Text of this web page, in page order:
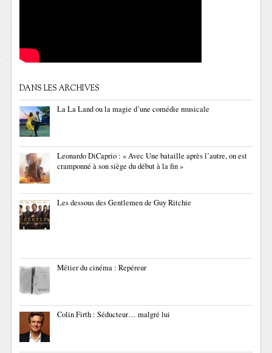
DANS LES ARCHIVES
La La Land ou la magie d’une comédie musicale
Leonardo DiCaprio : « Avec Une bataille après l’autre, on est
cramponné à son siège du début à la fin »
Les dessous des Gentlemen de Guy Ritchie
Métier du cinéma : Repéreur
Colin Firth : Séducteur… malgré lui